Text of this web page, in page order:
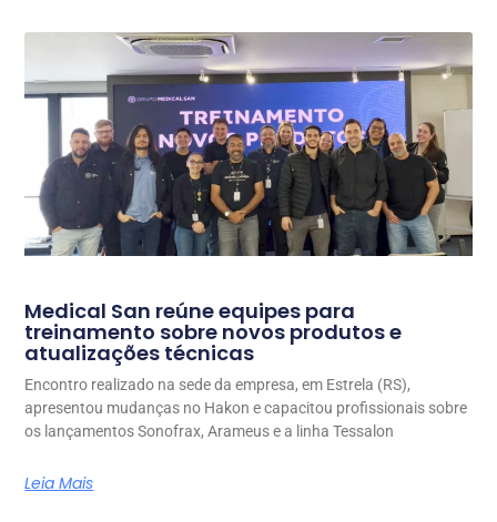
Medical San reúne equipes para
treinamento sobre novos produtos e
atualizações técnicas
Encontro realizado na sede da empresa, em Estrela (RS),
apresentou mudanças no Hakon e capacitou profissionais sobre
os lançamentos Sonofrax, Arameus e a linha Tessalon
Leia Mais